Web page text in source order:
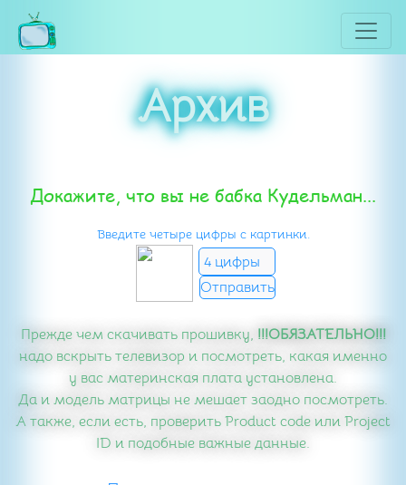
Архив
Докажите, что вы не бабка Кудельман...
Введите четыре цифры с картинки.
Прежде чем скачивать прошивку, !!!ОБЯЗАТЕЛЬНО!!!
надо вскрыть телевизор и посмотреть, какая именно
у вас материнская плата установлена.
Да и модель матрицы не мешает заодно посмотреть.
А также, если есть, проверить Product code или Project
ID и подобные важные данные.